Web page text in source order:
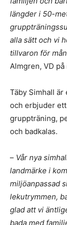
längder i 50-
alla sätt och vi
tillvaron för
Almgren, VD på
Täby Simhall är
och erbjuder
gruppträning,
och badkalas.
– Vår nya
landmärke i
miljöanpassad
lekutrymmen,
glad att vi
bada med